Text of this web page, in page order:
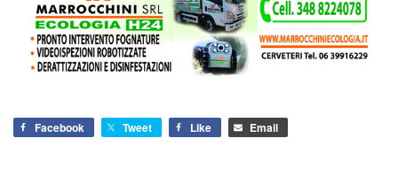
Facebook Tweet Like Email